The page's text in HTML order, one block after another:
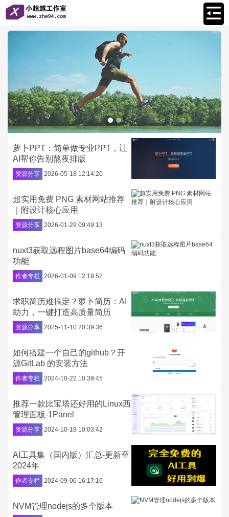
萝卜PPT：简单做专业PPT，让
AI帮你告别熬夜排版
资源分享 2026-05-18 12:14:20
超实用免费 PNG 素材网站推荐
｜附设计核心应用
资源分享 2026-01-29 09:49:13
nuxt3获取远程图片base64编码
功能
作者专栏 2026-01-09 12:19:52
求职简历难搞定？萝卜简历：AI
助力，一键打造高质量简历
资源分享 2025-11-10 20:39:36
如何搭建一个自己的github？开
源GitLab 的安装方法
作者专栏 2024-10-22 10:39:45
推荐一款比宝塔还好用的Linux西
管理面板-1Panel
资源分享 2024-10-18 10:03:42
AI工具集（国内版）汇总-更新至
2024年
作者专栏 2024-09-06 16:17:16
NVM管理nodejs的多个版本